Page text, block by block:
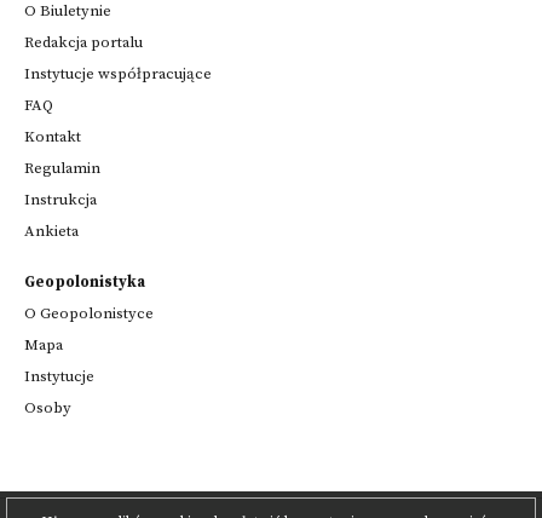
O Biuletynie
Redakcja portalu
Instytucje współpracujące
FAQ
Kontakt
Regulamin
Instrukcja
Ankieta
Geopolonistyka
O Geopolonistyce
Mapa
Instytucje
Osoby